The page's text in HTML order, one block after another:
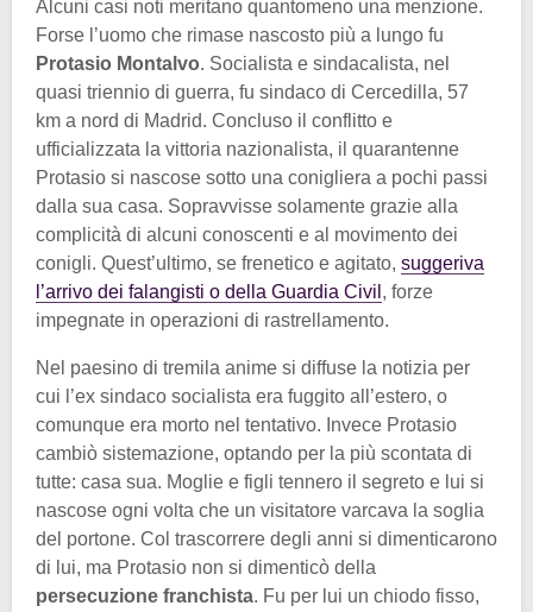
Alcuni casi noti meritano quantomeno una menzione.
Forse l’uomo che rimase nascosto più a lungo fu
Protasio Montalvo. Socialista e sindacalista, nel
quasi triennio di guerra, fu sindaco di Cercedilla, 57
km a nord di Madrid. Concluso il conflitto e
ufficializzata la vittoria nazionalista, il quarantenne
Protasio si nascose sotto una conigliera a pochi passi
dalla sua casa. Sopravvisse solamente grazie alla
complicità di alcuni conoscenti e al movimento dei
conigli. Quest’ultimo, se frenetico e agitato, suggeriva
l’arrivo dei falangisti o della Guardia Civil , forze
impegnate in operazioni di rastrellamento.
Nel paesino di tremila anime si diffuse la notizia per
cui l’ex sindaco socialista era fuggito all’estero, o
comunque era morto nel tentativo. Invece Protasio
cambiò sistemazione, optando per la più scontata di
tutte: casa sua. Moglie e figli tennero il segreto e lui si
nascose ogni volta che un visitatore varcava la soglia
del portone. Col trascorrere degli anni si dimenticarono
di lui, ma Protasio non si dimenticò della
persecuzione franchista. Fu per lui un chiodo fisso,